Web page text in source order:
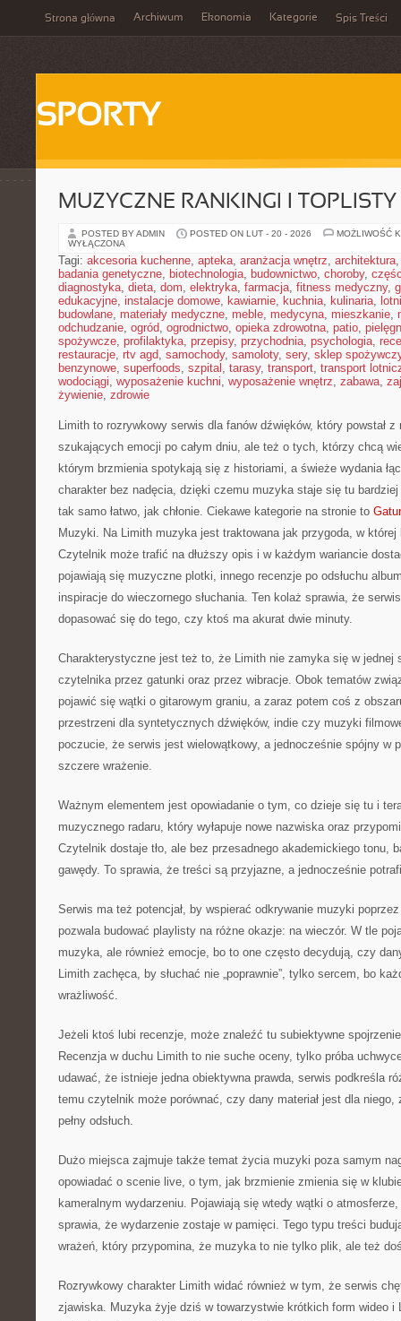
Strona główna Archiwum Ekonomia Kategorie Spis Treści
SPORTY
MUZYCZNE RANKINGI I TOPLISTY
POSTED BY ADMIN POSTED ON LUT - 20 - 2026
MOŻLIWOŚĆ
WYŁĄCZONA
Tagi: akcesoria kuchenne, apteka, aranżacja wnętrz, architektura
badania genetyczne, biotechnologia, budownictwo, choroby,
diagnostyka, dieta, dom, elektryka, farmacja, fitness medyczny,
edukacyjne, instalacje domowe, kawiarnie, kuchnia, kulinaria,
budowlane, materiały medyczne, meble, medycyna, mieszkanie,
odchudzanie, ogród, ogrodnictwo, opieka zdrowotna, patio,
spożywcze, profilaktyka, przepisy, przychodnia, psychologia,
restauracje, rtv agd, samochody, samoloty, sery, sklep
benzynowe, superfoods, szpital , tarasy, transport, transport
wodociągi, wyposażenie kuchni, wyposażenie wnętrz, zabawa,
żywienie, zdrowie
Limith to rozrywkowy serwis dla fanów dźwięków, który powstał
szukających emocji po całym dniu, ale też o tych, którzy chcą
którym brzmienia spotykają się z historiami, a świeże wydania
charakter bez nadęcia, dzięki czemu muzyka staje się tu
tak samo łatwo, jak chłonie. Ciekawe kategorie na stronie to
Muzyki. Na Limith muzyka jest traktowana jak przygoda, w
Czytelnik może trafić na dłuższy opis i w każdym wariancie
pojawiają się muzyczne plotki, innego recenzje po odsłuchu
inspiracje do wieczornego słuchania. Ten kolaż sprawia, że
dopasować się do tego, czy ktoś ma akurat dwie minuty.
Charakterystyczne jest też to, że Limith nie zamyka się w jednej
czytelnika przez gatunki oraz przez wibracje. Obok tematów
pojawić się wątki o gitarowym graniu, a zaraz potem coś z
przestrzeni dla syntetycznych dźwięków, indie czy muzyki
poczucie, że serwis jest wielowątkowy, a jednocześnie spójny w
szczere wrażenie.
Ważnym elementem jest opowiadanie o tym, co dzieje się tu i
muzycznego radaru, który wyłapuje nowe nazwiska oraz
Czytelnik dostaje tło, ale bez przesadnego akademickiego tonu,
gawędy. To sprawia, że treści są przyjazne, a jednocześnie
Serwis ma też potencjał, by wspierać odkrywanie muzyki
pozwala budować playlisty na różne okazje: na wieczór. W tle
muzyka, ale również emocje, bo to one często decydują, czy
Limith zachęca, by słuchać nie „poprawnie”, tylko sercem, bo
wrażliwość.
Jeżeli ktoś lubi recenzje, może znaleźć tu subiektywne
Recenzja w duchu Limith to nie suche oceny, tylko próba
udawać, że istnieje jedna obiektywna prawda, serwis podkreśla
temu czytelnik może porównać, czy dany materiał jest dla
pełny odsłuch.
Dużo miejsca zajmuje także temat życia muzyki poza samym
opowiadać o scenie live, o tym, jak brzmienie zmienia się w
kameralnym wydarzeniu. Pojawiają się wtedy wątki o
sprawia, że wydarzenie zostaje w pamięci. Tego typu treści
wrażeń, który przypomina, że muzyka to nie tylko plik, ale też
Rozrywkowy charakter Limith widać również w tym, że serwis
zjawiska. Muzyka żyje dziś w towarzystwie krótkich form wideo i